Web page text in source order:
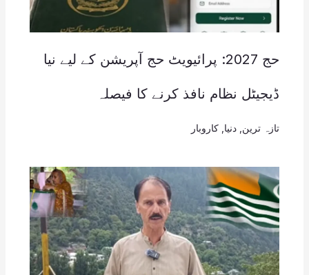
حج 2027: پرائیویٹ حج آپریشن کے لیے نیا
ڈیجیٹل نظام نافذ کرنے کا فیصلہ
تازہ ترین دنیا کاروبار